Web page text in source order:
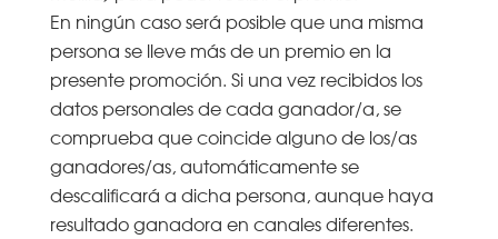
En ningún caso será posible que una misma
persona se lleve más de un premio en la
presente promoción. Si una vez recibidos los
datos personales de cada ganador/a, se
comprueba que coincide alguno de los/as
ganadores/as, automáticamente se
descalificará a dicha persona, aunque haya
resultado ganadora en canales diferentes.